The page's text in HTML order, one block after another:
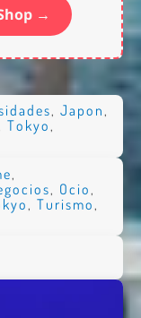
→
, Japon,
Tokyo,
,
, Ocio ,
, Turismo ,